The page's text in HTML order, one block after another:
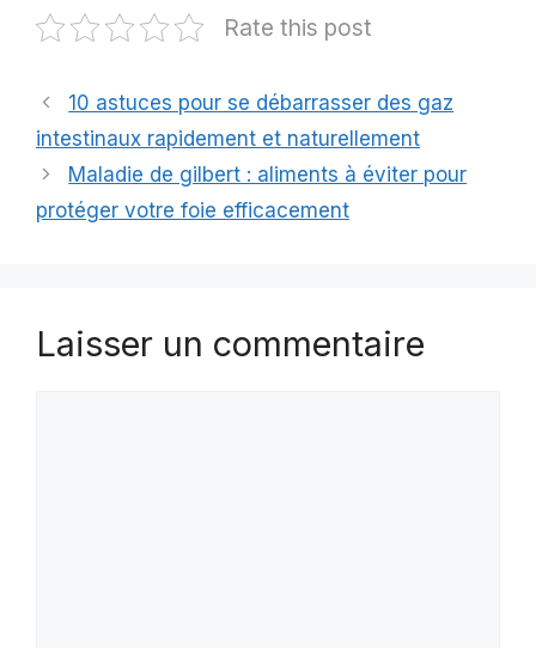
Rate this post
10 astuces pour se débarrasser des gaz
intestinaux rapidement et naturellement
Maladie de gilbert : aliments à éviter pour
protéger votre foie efficacement
Laisser un commentaire